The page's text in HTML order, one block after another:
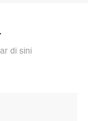
di sini